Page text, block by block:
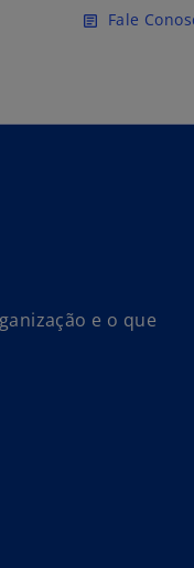
o conteúdo principal
article Fale
e o que